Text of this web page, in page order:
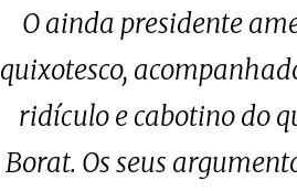
O ainda presidente
quixotesco,
ridículo e cabotino do
Borat. Os seus